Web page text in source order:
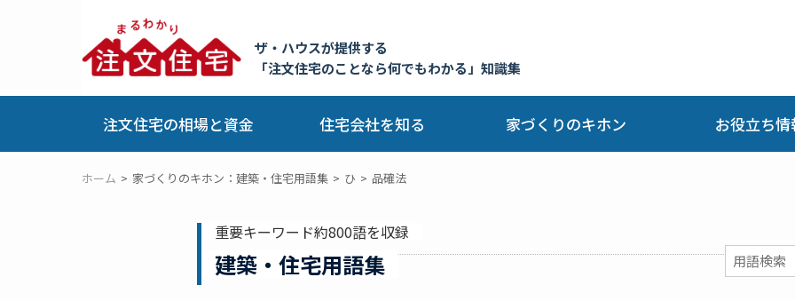
ザ・ハウスが提供する
「注文住宅のことなら何でもわかる」知識集
注文住宅の相場と資金 住宅会社を知る 家づくりのキホン お役立ち情
ホーム 家づくりのキホン：建築・住宅用語集 ひ 品確法
重要キーワード約800語を収録
建築・住宅用語集